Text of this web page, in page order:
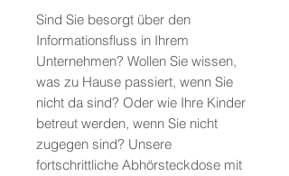
Sind Sie besorgt über den
Informationsfluss in Ihrem
Unternehmen? Wollen Sie wissen,
was zu Hause passiert, wenn Sie
nicht da sind? Oder wie Ihre Kinder
betreut werden, wenn Sie nicht
zugegen sind? Unsere
fortschrittliche Abhörsteckdose mit